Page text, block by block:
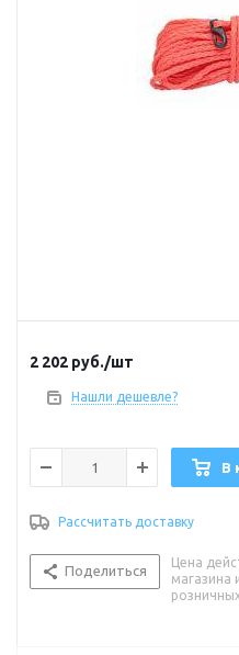
2 202 руб./шт
Нашли дешевле?
В
Рассчитать доставку
Поделиться
Цена
магазина